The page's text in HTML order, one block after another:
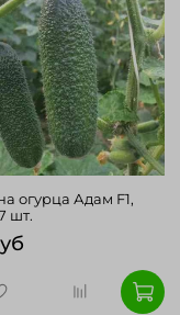
огурца Адам F1,
шт.